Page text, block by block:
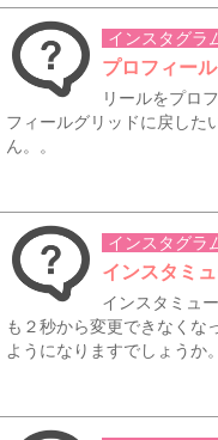
インスタグラ
プロフィー
リールをプロ
フィールグリッドに戻した
ん。。
インスタグラ
インスタミ
インスタミュ
も２秒から変更できなくな
ようになりますでしょうか。